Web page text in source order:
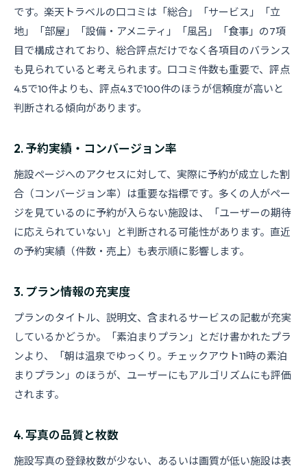
です。楽天トラベルの口コミは「総合」「サービス」「立
地」「部屋」「設備・アメニティ」「風呂」「食事」の7項
目で構成されており、総合評点だけでなく各項目のバランス
も見られていると考えられます。口コミ件数も重要で、評点
4.5で10件よりも、評点4.3で100件のほうが信頼度が高いと
判断される傾向があります。
2. 予約実績・コンバージョン率
施設ページへのアクセスに対して、実際に予約が成立した割
合（コンバージョン率）は重要な指標です。多くの人がペー
ジを見ているのに予約が入らない施設は、「ユーザーの期待
に応えられていない」と判断される可能性があります。直近
の予約実績（件数・売上）も表示順に影響します。
3. プラン情報の充実度
プランのタイトル、説明文、含まれるサービスの記載が充実
しているかどうか。「素泊まりプラン」とだけ書かれたプラ
ンより、「朝は温泉でゆっくり。チェックアウト11時の素泊
まりプラン」のほうが、ユーザーにもアルゴリズムにも評価
されます。
4. 写真の品質と枚数
施設写真の登録枚数が少ない、あるいは画質が低い施設は表